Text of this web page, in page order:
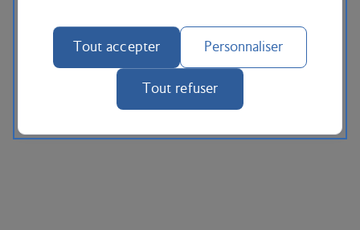
Tout accepter Personnaliser
Tout refuser